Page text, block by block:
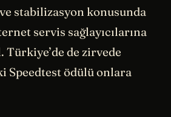
stabilizasyon konusunda
servis sağlayıcılarına
de zirvede
Speedtest ödülü onlara